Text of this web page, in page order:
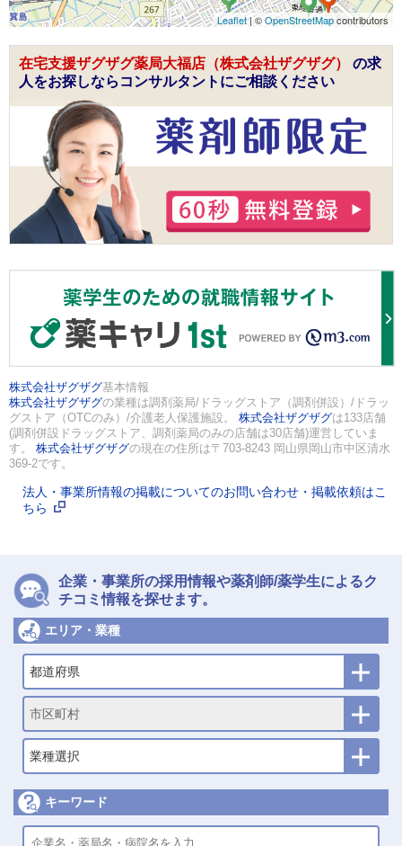
Leaflet| ©OpenStreetMapcontributors
在宅支援ザグザグ薬局大福店（株式会社ザグザグ） の求
人をお探しならコンサルタントにご相談ください
株式会社ザグザグ基本情報
株式会社ザグザグの業種は調剤薬局/ドラッグストア（調剤併設）/ドラッ
グストア（OTCのみ）/介護老人保護施設。 株式会社ザグザグは133店舗
(調剤併設ドラッグストア、調剤薬局のみの店舗は30店舗)運営していま
す。 株式会社ザグザグの現在の住所は〒703-8243 岡山県岡山市中区清水
369-2です。
法人・事業所情報の掲載についてのお問い合わせ・掲載依頼はこ
ちら
企業・事業所の採用情報や薬剤師/薬学生によるク
チコミ情報を探せます。
エリア・業種
都道府県
市区町村
業種選択
キーワード